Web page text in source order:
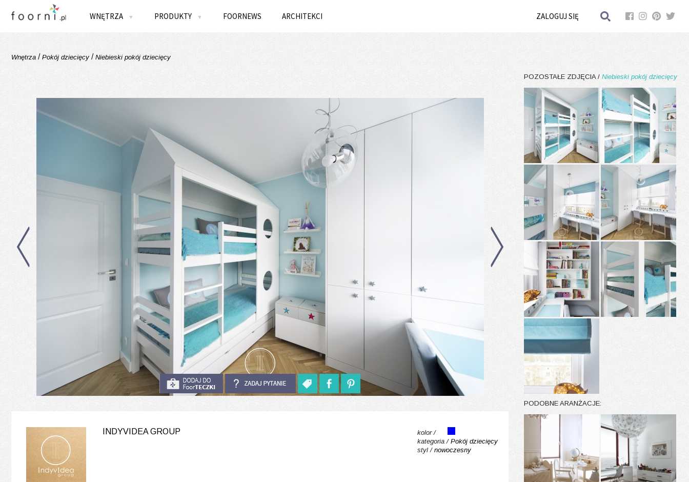
WNĘTRZA ▼ PRODUKTY ▼ FOORNEWS ARCHITEKCI ZALOGUJ SIĘ
Wnętrza / Pokój dziecięcy / Niebieski pokój dziecięcy
POZOSTAŁE ZDJĘCIA / Niebieski pokój dziecięcy
PODOBNE ARANŻACJE:
INDYVIDEA GROUP
kolor /
kategoria / Pokój dziecięcy
styl / nowoczesny